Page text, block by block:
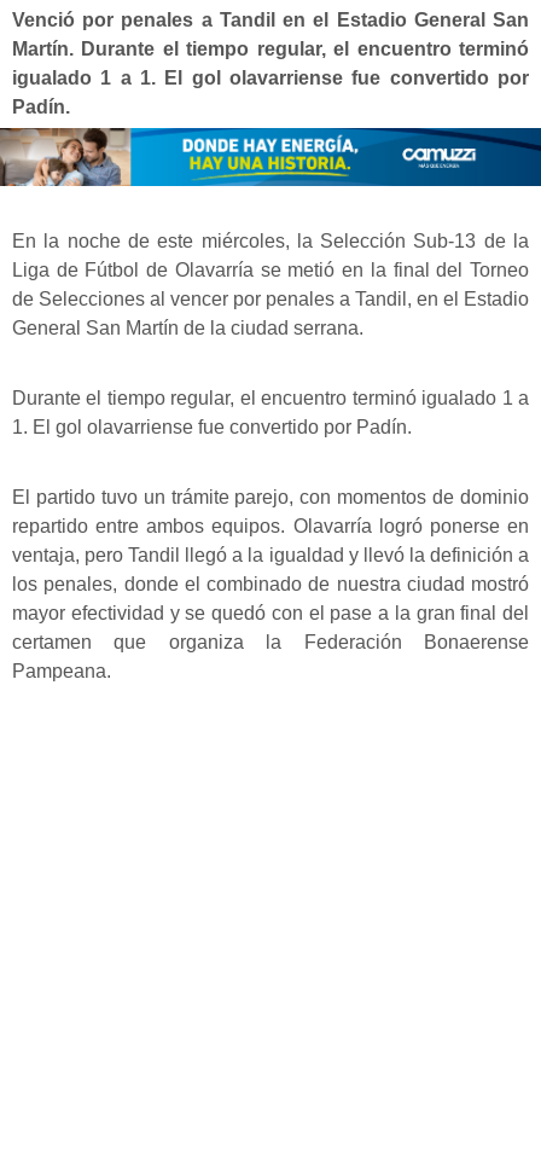
Venció por penales a Tandil en el Estadio General San
Martín. Durante el tiempo regular, el encuentro terminó
igualado 1 a 1. El gol olavarriense fue convertido por
Padín.
En la noche de este miércoles, la Selección Sub-13 de la
Liga de Fútbol de Olavarría se metió en la final del Torneo
de Selecciones al vencer por penales a Tandil, en el Estadio
General San Martín de la ciudad serrana.
Durante el tiempo regular, el encuentro terminó igualado 1 a
1. El gol olavarriense fue convertido por Padín.
El partido tuvo un trámite parejo, con momentos de dominio
repartido entre ambos equipos. Olavarría logró ponerse en
ventaja, pero Tandil llegó a la igualdad y llevó la definición a
los penales, donde el combinado de nuestra ciudad mostró
mayor efectividad y se quedó con el pase a la gran final del
certamen que organiza la Federación Bonaerense
Pampeana.